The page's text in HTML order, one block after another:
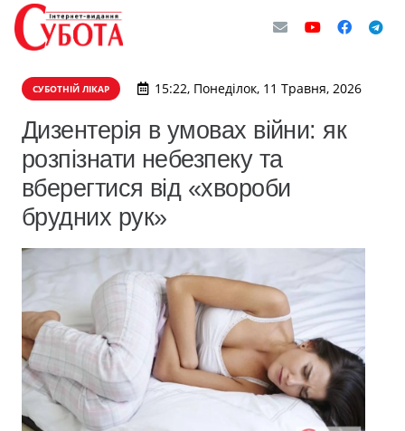
СУБОТНІЙ ЛІКАР 15:22, Понеділок, 11 Травня, 2026
Дизентерія в умовах війни: як
розпізнати небезпеку та
вберегтися від «хвороби
брудних рук»